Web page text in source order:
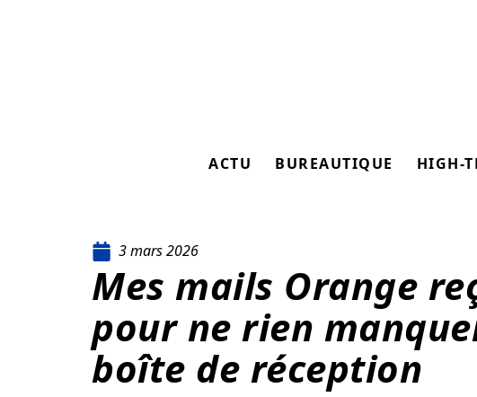
ACTU BUREAUTIQUE HIGH-
3 mars 2026
Mes mails Orange
pour ne rien
boîte de réception